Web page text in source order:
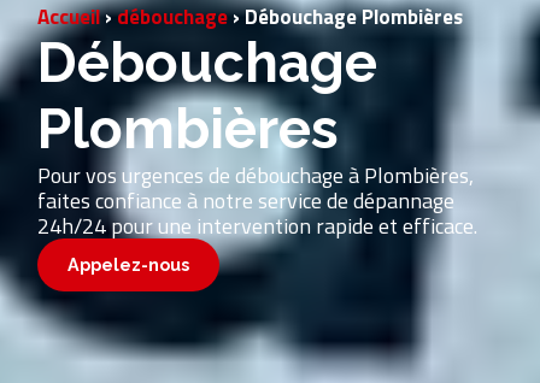
Accueil›débouchage›Débouchage Plombières
Débouchage
Plombières
Pour vos urgences de débouchage à Plombières,
faites confiance à notre service de dépannage
24h/24 pour une intervention rapide et efficace.
Appelez-nous